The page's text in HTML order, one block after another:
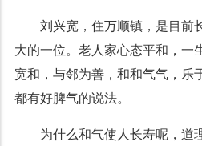
刘兴宽，住万顺镇，是目前
大的一位。老人家心态平和，一
宽和，与邻为善，和和气气，乐
都有好脾气的说法。
为什么和气使人长寿呢，道